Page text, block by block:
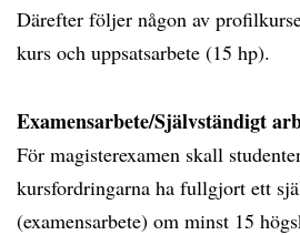
Därefter följer någon av
kurs och uppsatsarbete (15 hp).
Examensarbete/Självständigt
För magisterexamen skall
kursfordringarna ha fullgjort ett
(examensarbete) om minst 15